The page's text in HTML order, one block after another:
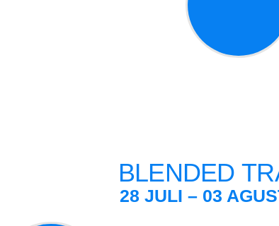
BLENDED
28 JULI – 03